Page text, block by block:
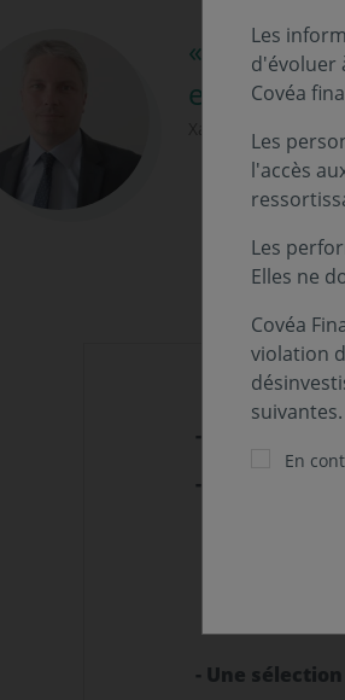
« Notre
expérience
Xavier Simler,
- Une gamme
- 3 fonds pour
- Une
Les
d'évoluer
Covéa
Les
l'accès
Les
Elles ne
Covéa
violation
suivantes.
En